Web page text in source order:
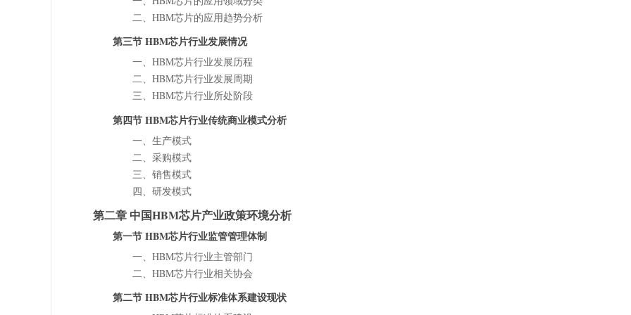
二、HBM芯片的应用趋势分析
第三节 HBM芯片行业发展情况
一、HBM芯片行业发展历程
二、HBM芯片行业发展周期
三、HBM芯片行业所处阶段
第四节 HBM芯片行业传统商业模式分析
一、生产模式
二、采购模式
三、销售模式
四、研发模式
第二章 中国HBM芯片产业政策环境分析
第一节 HBM芯片行业监管管理体制
一、HBM芯片行业主管部门
二、HBM芯片行业相关协会
第二节 HBM芯片行业标准体系建设现状